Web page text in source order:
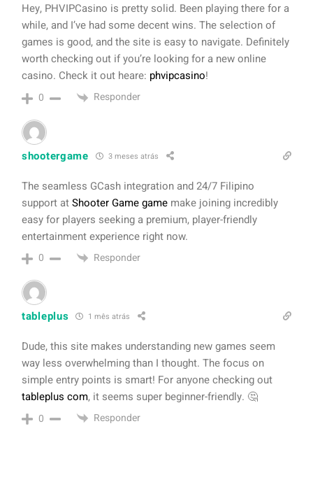
Hey, PHVIPCasino is pretty solid. Been playing there for a
while, and I’ve had some decent wins. The selection of
games is good, and the site is easy to navigate. Definitely
worth checking out if you’re looking for a new online
casino. Check it out heare: phvipcasino!
0 Responder
shootergame 3 meses atrás
The seamless GCash integration and 24/7 Filipino
support atShooter Game game make joining incredibly
easy for players seeking a premium, player-friendly
entertainment experience right now.
0 Responder
tableplus 1 mês atrás
Dude, this site makes understanding new games seem
way less overwhelming than I thought. The focus on
simple entry points is smart! For anyone checking out
tableplus com, it seems super beginner-friendly. 🤔
0 Responder